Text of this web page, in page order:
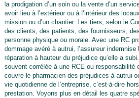
la prodigation d’un soin ou la vente d’un
avoir lieu à l’extérieur ou à l’intérieur des
mission ou d’un chantier. Les tiers, selon le
des clients, des patients, des fournisseurs,
personne physique ou morale. Avec une RC
dommage avéré à autrui, l’assureur
réparation à hauteur du préjudice qu’elle a
souvent corrélée à une RCE ou responsabilité
couvre le pharmacien des préjudices à autrui
vie quotidienne de l’entreprise, c’est-à-dire
prestation. Voyons plus en détail les quatre